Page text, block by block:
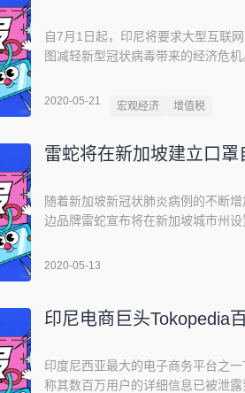
自7月1日起，印尼将要求大型互联
图减轻新型冠状病毒带来的经济危
值税，包括流媒体服务、应用程序
平台的服务将被征收新税，但是两
2020-05-21 宏观经济 增值税
雷蛇将在新加坡建立口罩
随着新加坡新冠状肺炎病例的不断
边品牌雷蛇宣布将在新加坡城市州
播，口罩不可避免地成为了稀缺的
2020-05-13
印尼电商巨头Tokopedia
印度尼西亚最大的电子商务平台之
称其数百万用户的详细信息已被泄